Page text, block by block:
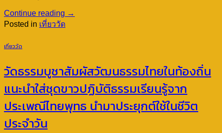
Continue reading →
Posted in เที่ยววัด
เที่ยววัด
วัดธรรมบูชาสัมผัสวัฒนธรรมไทยในท้องถิ่น
แนะนำใส่ชุดขาวปฏิบัติธรรมเรียนรู้จาก
ประเพณีไทยพุทธ นำมาประยุกต์ใช้ในชีวิต
ประจำวัน